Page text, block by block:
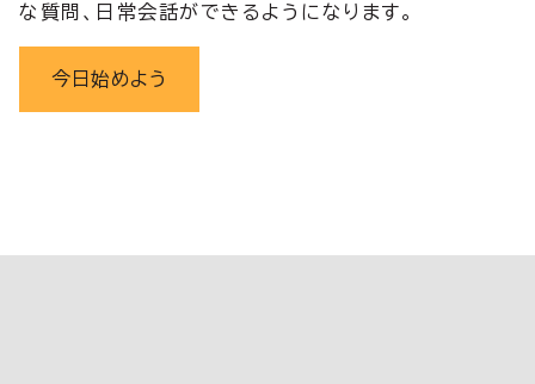
な質問、日常会話ができるようになります。
今日始めよう